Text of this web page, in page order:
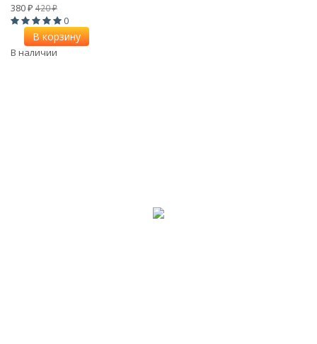
380 ₽ 420₽
0
В корзину
В наличии